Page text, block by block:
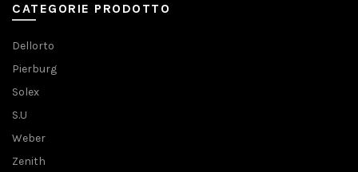
CATEGORIE PRODOTTO
Dellorto
Pierburg
Solex
S.U
Weber
Zenith